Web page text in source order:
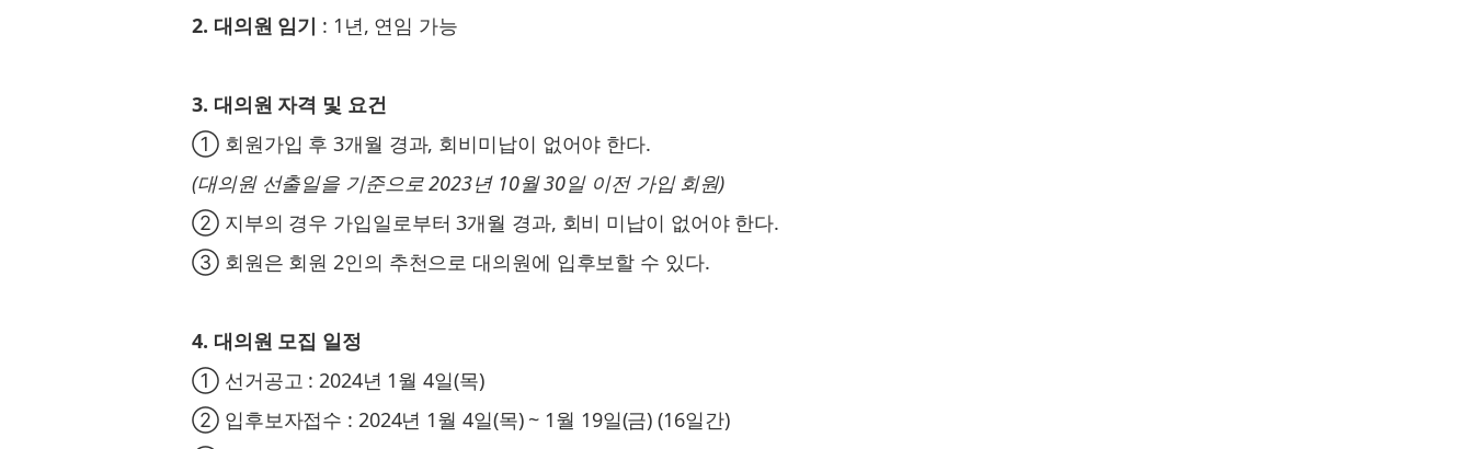
2. 대의원 임기 : 1년, 연임 가능
3. 대의원 자격 및 요건
① 회원가입 후 3개월 경과, 회비미납이 없어야 한다.
(대의원 선출일을 기준으로 2023년 10월 30일 이전 가입 회원)
② 지부의 경우 가입일로부터 3개월 경과, 회비 미납이 없어야 한다.
③ 회원은 회원 2인의 추천으로 대의원에 입후보할 수 있다.
4. 대의원 모집 일정
① 선거공고 : 2024년 1월 4일(목)
② 입후보자접수 : 2024년 1월 4일(목) ~ 1월 19일(금) (16일간)